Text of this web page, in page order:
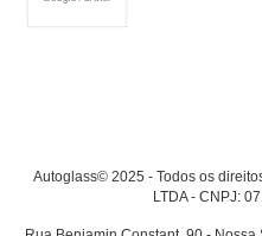
Autoglass© 2025 - Todos os
LTDA - CNPJ: